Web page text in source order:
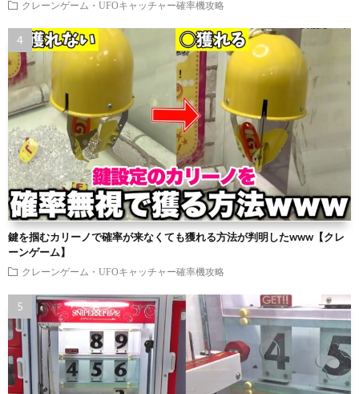
クレーンゲーム・UFOキャッチャー確率機攻略
鍵を掴むカリーノで確率が来なくても獲れる方法が判明したwww【クレ
ーンゲーム】
クレーンゲーム・UFOキャッチャー確率機攻略